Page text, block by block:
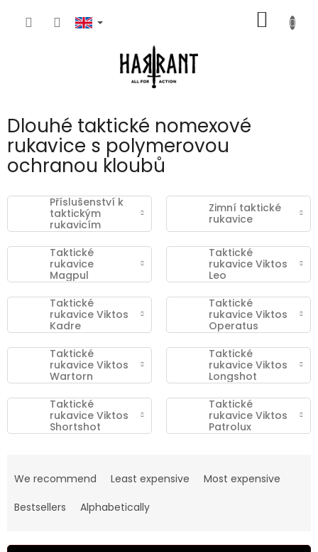
CART
Dlouhé taktické nomexové
rukavice s polymerovou
ochranou kloubů
Příslušenství k
taktickým
rukavicím
Viktos
Zimní taktické
rukavice
Taktické
rukavice
Magpul
Taktické
rukavice Viktos
Leo
Taktické
rukavice Viktos
Kadre
Taktické
rukavice Viktos
Operatus
Taktické
rukavice Viktos
Wartorn
Taktické
rukavice Viktos
Longshot
Taktické
rukavice Viktos
Shortshot
Taktické
rukavice Viktos
Patrolux
d
c
We recommend Least expensive
Most expensive
Bestsellers
Alphabetically